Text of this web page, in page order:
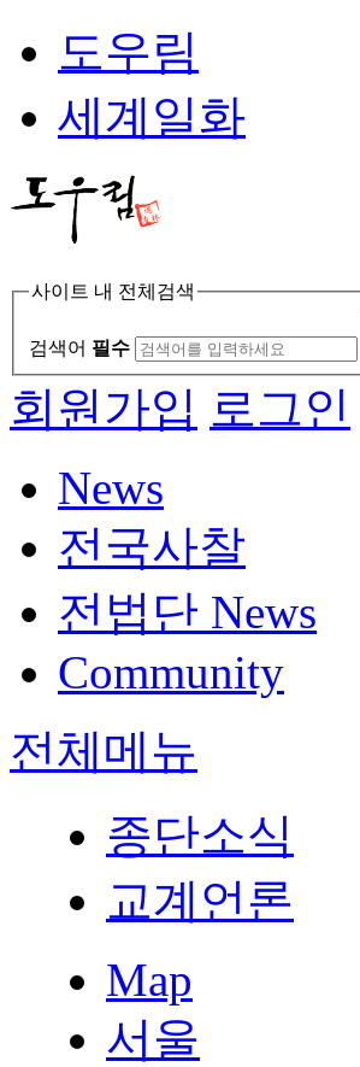
도우림
세계일화
사이트 내 전체검색
검색어 필수
회원가입 로그인
News
전국사찰
전법단 News
Community
전체메뉴
종단소식
교계언론
Map
서울